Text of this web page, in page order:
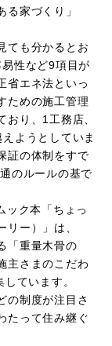
家づくり」
も分かるとお
性など9項目が
省エネ法といっ
ための施工管理
り、1工務店、
ようとしていま
証の体制をすで
のルールの基で
ック本「ちょっ
ー）」は、
「重量木骨の
主さまのこだわ
ています。
の制度が注目さ
たって住み継ぐ